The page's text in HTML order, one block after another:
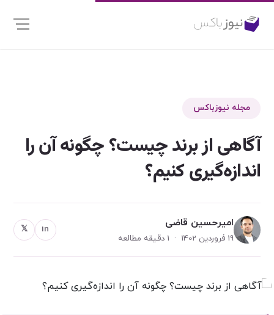
مجله نیوزباکس
آگاهی از برند چیست؟ چگونه آن را
اندازه‌گیری کنیم؟
امیرحسین قاضی
19 فروردین 1402 · 1 دقیقه مطالعه
in
𝕏